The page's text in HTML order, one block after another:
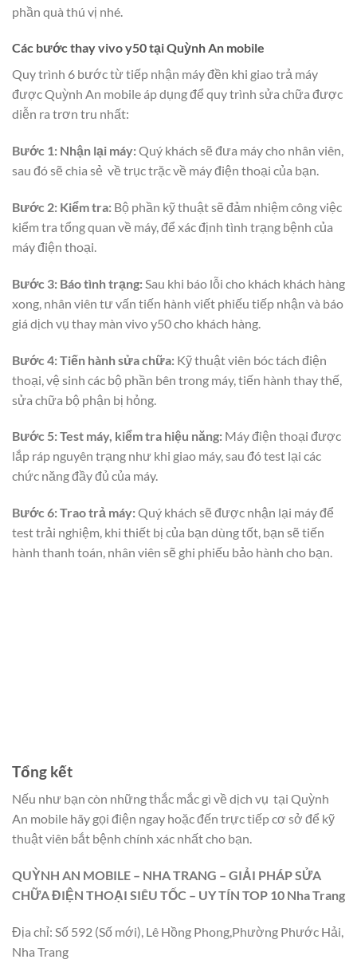
phần quà thú vị nhé.
Các bước thay vivo y50 tại Quỳnh An mobile
Quy trình 6 bước từ tiếp nhận máy đền khi giao trả máy
được Quỳnh An mobile áp dụng để quy trình sửa chữa được
diễn ra trơn tru nhất:
Bước 1: Nhận lại máy:Quý khách sẽ đưa máy cho nhân viên,
sau đó sẽ chia sẻ về trục trặc về máy điện thoại của bạn.
Bước 2: Kiểm tra: Bộ phần kỹ thuật sẽ đảm nhiệm công việc
kiểm tra tổng quan về máy, để xác định tình trạng bệnh của
máy điện thoại.
Bước 3: Báo tình trạng:Sau khi báo lỗi cho khách khách hàng
xong, nhân viên tư vấn tiến hành viết phiếu tiếp nhận và báo
giá dịch vụ thay màn vivo y50 cho khách hàng.
Bước 4:Tiến hành sửa chữa: Kỹ thuật viên bóc tách điện
thoại, vệ sinh các bộ phần bên trong máy, tiến hành thay thế,
sửa chữa bộ phận bị hỏng.
Bước 5: Test máy, kiểm tra hiệu năng: Máy điện thoại được
lắp ráp nguyên trạng như khi giao máy, sau đó test lại các
chức năng đầy đủ của máy.
Bước 6: Trao trả máy:Quý khách sẽ được nhận lại máy để
test trải nghiệm, khi thiết bị của bạn dùng tốt, bạn sẽ tiến
hành thanh toán, nhân viên sẽ ghi phiếu bảo hành cho bạn.
Tổng kết
Nếu như bạn còn những thắc mắc gì về dịch vụ tại Quỳnh
An mobile hãy gọi điện ngay hoặc đến trực tiếp cơ sở để kỹ
thuật viên bắt bệnh chính xác nhất cho bạn.
QUỲNH AN MOBILE – NHA TRANG – GIẢI PHÁP SỬA
CHỮA ĐIỆN THOẠI SIÊU TỐC – UY TÍN TOP 10 Nha Trang
Địa chỉ: Số 592 (Số mới), Lê Hồng Phong,Phường Phước Hải,
Nha Trang